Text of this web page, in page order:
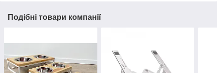
Подібні товари компанії